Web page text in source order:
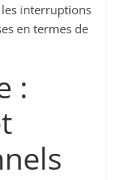
interruptions
en termes de
: